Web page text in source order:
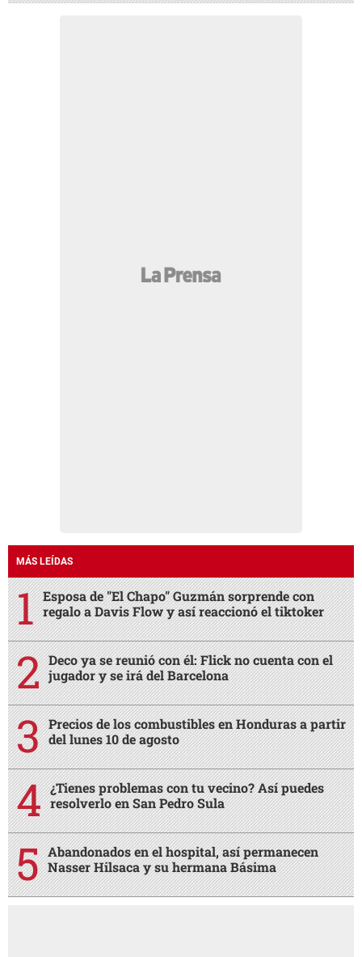
MÁS LEÍDAS
Esposa de "El Chapo" Guzmán sorprende con
regalo a Davis Flow y así reaccionó el tiktoker
Deco ya se reunió con él: Flick no cuenta con el
jugador y se irá del Barcelona
Precios de los combustibles en Honduras a partir
del lunes 10 de agosto
¿Tienes problemas con tu vecino? Así puedes
resolverlo en San Pedro Sula
Abandonados en el hospital, así permanecen
Nasser Hilsaca y su hermana Básima